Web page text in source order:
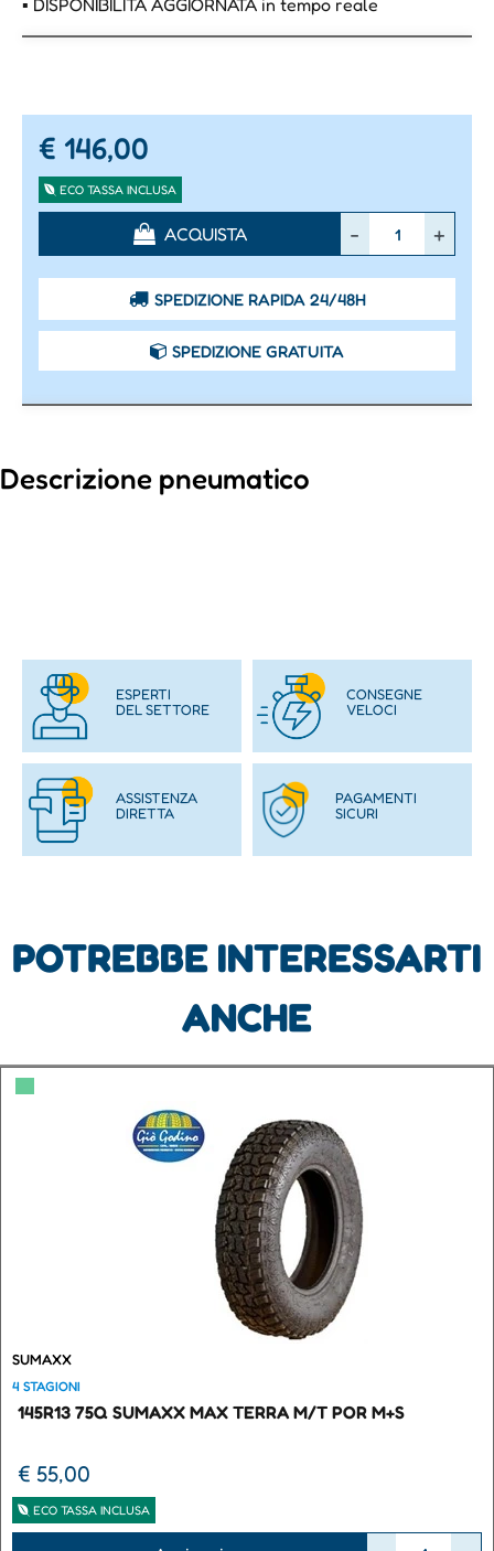
▪ DISPONIBILITÀ AGGIORNATA in tempo reale
€ 146,00
ECO TASSA INCLUSA
ACQUISTA
SPEDIZIONE RAPIDA 24/48H
SPEDIZIONE GRATUITA
Descrizione pneumatico
ESPERTI
DEL SETTORE
CONSEGNE
VELOCI
ASSISTENZA
DIRETTA
PAGAMENTI
SICURI
POTREBBE INTERESSARTI
ANCHE
▀
SUMAXX
4 STAGIONI
145R13 75Q SUMAXX MAX TERRA M/T POR M+S
€ 55,00
ECO TASSA INCLUSA